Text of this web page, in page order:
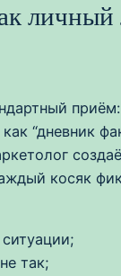
личный
“дневник
косяк
так;